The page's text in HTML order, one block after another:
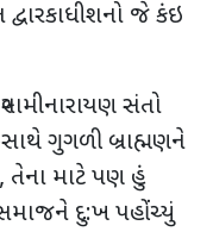
જે કંઇ
સંતો
સાથે ગુગળી બ્રાહ્મણને
, તેના માટે પણ હું
દુ:ખ પહોંચ્યું